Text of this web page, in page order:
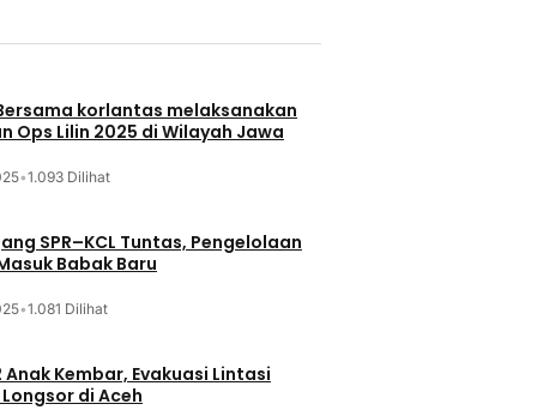
korlantas melaksanakan
Ops Lilin 2025 di Wilayah Jawa
•1.093 Dilihat
SPR–KCL Tuntas, Pengelolaan
Babak Baru
•1.081 Dilihat
Anak Kembar, Evakuasi Lintasi
di Aceh